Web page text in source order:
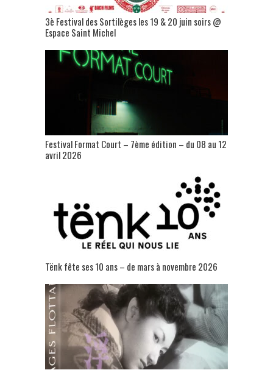
3è Festival des Sortilèges les 19 & 20 juin soirs @
Espace Saint Michel
Festival Format Court – 7ème édition – du 08 au 12
avril 2026
Tënk fête ses 10 ans – de mars à novembre 2026